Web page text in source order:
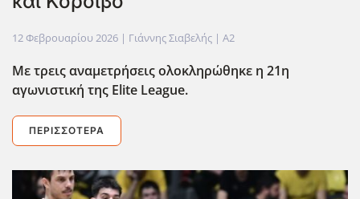
12 Φεβρουαρίου 2026 | Γιάννης Σιαβελής | A2
Με τρεις αναμετρήσεις ολοκληρώθηκε η 21η
αγωνιστική της Elite League.
ΠΕΡΙΣΣΌΤΕΡΑ